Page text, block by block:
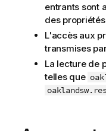
entrants sont
des
L'accès aux
transmises
La lecture de
telles que